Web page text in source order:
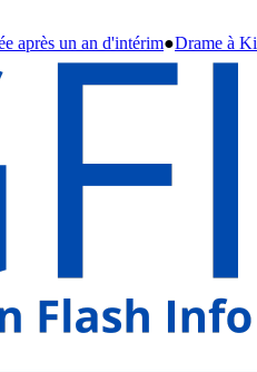
à Kinguélé : un bébé de 6 mois